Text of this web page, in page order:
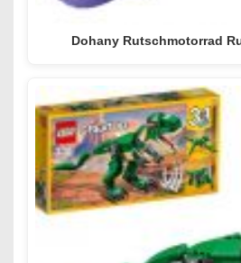
Dohany Rutschmotorrad